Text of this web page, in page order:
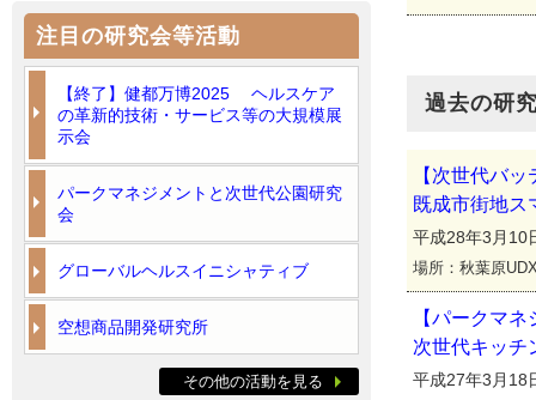
過去の研
【次世代バ
既成市街地ス
平成28年3月
場所：秋葉原
【パークマ
次世代キッチ
平成27年3月
注目の研究会等活動
【終了】健都万博2025 ヘルスケア
の革新的技術・サービス等の大規模展
示会
パークマネジメントと次世代公園研究
会
グローバルヘルスイニシャティブ
空想商品開発研究所
その他の活動を見る